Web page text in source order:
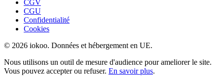
CGV
CGU
Confidentialité
Cookies
© 2026 iokoo. Données et hébergement en UE.
Nous utilisons un outil de mesure d'audience pour ameliorer le site.
Vous pouvez accepter ou refuser. En savoir plus.